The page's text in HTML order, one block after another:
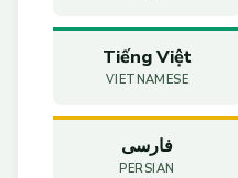
Tiếng Việt
VIETNAMESE
فارسی
PERSIAN